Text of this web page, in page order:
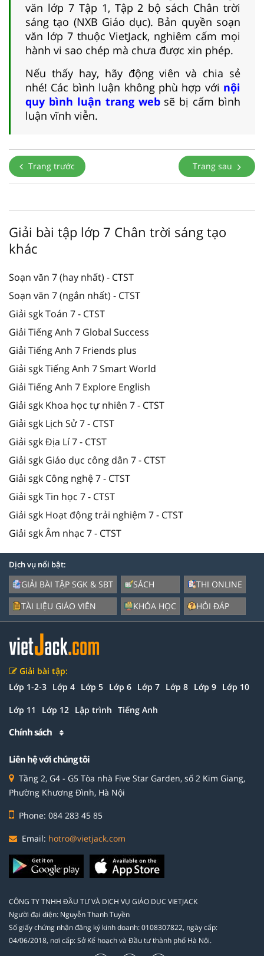
văn lớp 7 Tập 1, Tập 2 bộ sách Chân trời
sáng tạo (NXB Giáo dục). Bản quyền soạn
văn lớp 7 thuộc VietJack, nghiêm cấm mọi
hành vi sao chép mà chưa được xin phép.
Nếu thấy hay, hãy động viên và chia sẻ
nhé! Các bình luận không phù hợp với nội
quy bình luận trang websẽ bị cấm bình
luận vĩnh viễn.
Trang trước Trang sau
Giải bài tập lớp 7 Chân trời sáng tạo
khác
Soạn văn 7 (hay nhất) - CTST
Soạn văn 7 (ngắn nhất) - CTST
Giải sgk Toán 7 - CTST
Giải Tiếng Anh 7 Global Success
Giải Tiếng Anh 7 Friends plus
Giải sgk Tiếng Anh 7 Smart World
Giải Tiếng Anh 7 Explore English
Giải sgk Khoa học tự nhiên 7 - CTST
Giải sgk Lịch Sử 7 - CTST
Giải sgk Địa Lí 7 - CTST
Giải sgk Giáo dục công dân 7 - CTST
Giải sgk Công nghệ 7 - CTST
Giải sgk Tin học 7 - CTST
Giải sgk Hoạt động trải nghiệm 7 - CTST
Giải sgk Âm nhạc 7 - CTST
Dịch vụ nổi bật:
GIẢI BÀI TẬP SGK & SBT
TÀI LIỆU GIÁO VIÊN
SÁCH
KHÓA HỌC
THI ONLINE
HỎI ĐÁP
Giải bài tập:
Lớp 1-2-3 Lớp 4 Lớp 5 Lớp 6 Lớp 7 Lớp 8 Lớp 9 Lớp 10
Lớp 11 Lớp 12 Lập trình Tiếng Anh
Chính sách
Liên hệ với chúng tôi
Tầng 2, G4 - G5 Tòa nhà Five Star Garden, số 2 Kim Giang,
Phường Khương Đình, Hà Nội
Phone: 084 283 45 85
Email: hotro@vietjack.com
CÔNG TY TNHH ĐẦU TƯ VÀ DỊCH VỤ GIÁO DỤC VIETJACK
Người đại diện: Nguyễn Thanh Tuyền
Số giấy chứng nhận đăng ký kinh doanh: 0108307822, ngày cấp:
04/06/2018, nơi cấp: Sở Kế hoạch và Đầu tư thành phố Hà Nội.